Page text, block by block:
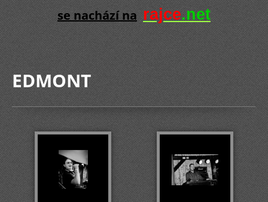
se nachází na rajce.net
EDMONT